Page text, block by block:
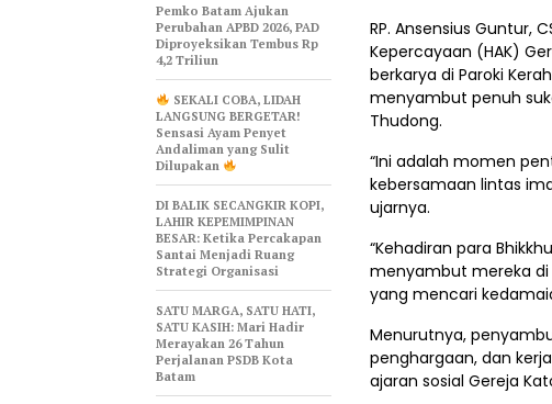
RP. Ansensius Guntur,
Kepercayaan (HAK)
berkarya di Paroki
menyambut penuh
Thudong.
“Ini adalah momen
kebersamaan lintas
ujarnya.
“Kehadiran para
menyambut mereka di
yang mencari
Menurutnya,
penghargaan, dan
ajaran sosial Gereja
Pemko Batam Ajukan
Perubahan APBD 2026, PAD
Diproyeksikan Tembus Rp
4,2 Triliun
SEKALI COBA, LIDAH
LANGSUNG BERGETAR!
Sensasi Ayam Penyet
Andaliman yang Sulit
Dilupakan
DI BALIK SECANGKIR KOPI,
LAHIR KEPEMIMPINAN
BESAR: Ketika Percakapan
Santai Menjadi Ruang
Strategi Organisasi
SATU MARGA, SATU HATI,
SATU KASIH: Mari Hadir
Merayakan 26 Tahun
Perjalanan PSDB Kota
Batam